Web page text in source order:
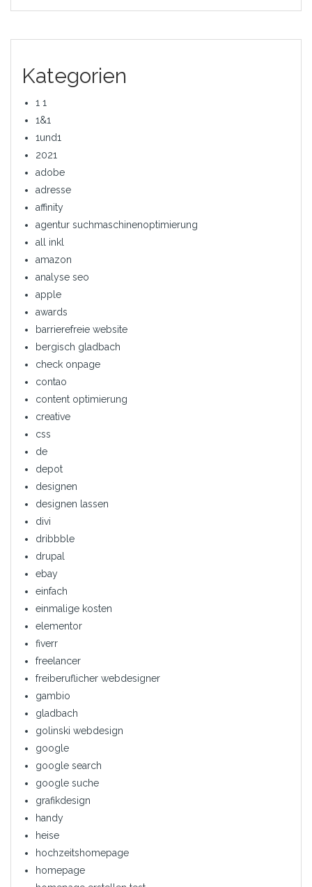
Kategorien
1 1
1&1
1und1
2021
adobe
adresse
affinity
agentur suchmaschinenoptimierung
all inkl
amazon
analyse seo
apple
awards
barrierefreie website
bergisch gladbach
check onpage
contao
content optimierung
creative
css
de
depot
designen
designen lassen
divi
dribbble
drupal
ebay
einfach
einmalige kosten
elementor
fiverr
freelancer
freiberuflicher webdesigner
gambio
gladbach
golinski webdesign
google
google search
google suche
grafikdesign
handy
heise
hochzeitshomepage
homepage